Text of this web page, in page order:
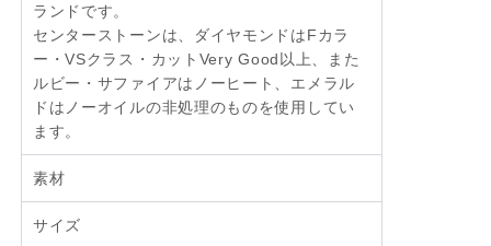
ランドです。
センターストーンは、ダイヤモンドはFカラ
ー・VSクラス・カットVery Good以上、また
ルビー・サファイアはノーヒート、エメラル
ドはノーオイルの非処理のものを使用してい
ます。
素材
サイズ